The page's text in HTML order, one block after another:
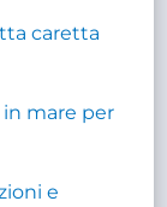
caretta
in mare per
e